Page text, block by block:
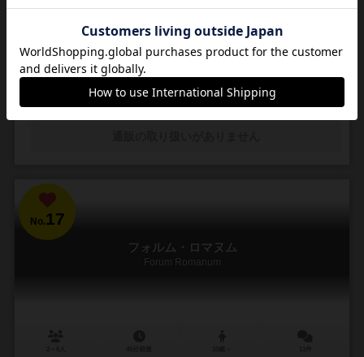
不可能とされている
奈良時代に日本に伝わり、紫式部や織田信長も楽しんだと言われる。
マンガ『ヒカルの碁』はそれの爆発的ブームを呼んだ。 余談だが、イ
メージ画像の女性は台湾の美人棋士、黒嘉嘉七...
経験あり お気に入り
No.17
フォルム・ロマヌム
Forum Romanum